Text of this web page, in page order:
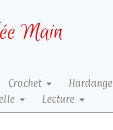
Main
Crochet
Lecture